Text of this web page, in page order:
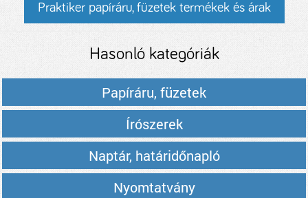
Praktiker papíráru, füzetek termékek és árak
Hasonló kategóriák
Papíráru, füzetek
Írószerek
Naptár, határidőnapló
Nyomtatvány